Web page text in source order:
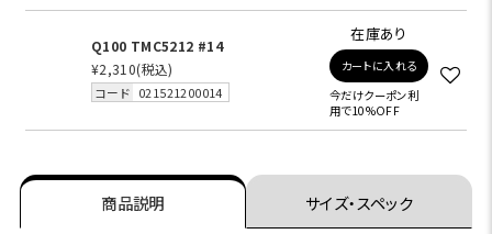
Q100 TMC5212 #14
¥2,310(税込)
コード 021521200014
在庫あり
カートに入れる
今だけクーポン利
用で10%OFF
商品説明 サイズ・スペック